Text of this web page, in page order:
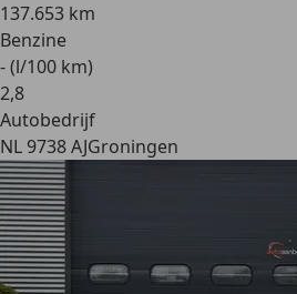
137.653 km
Benzine
- (l/100 km)
2,8
Autobedrijf
NL 9738 AJGroningen